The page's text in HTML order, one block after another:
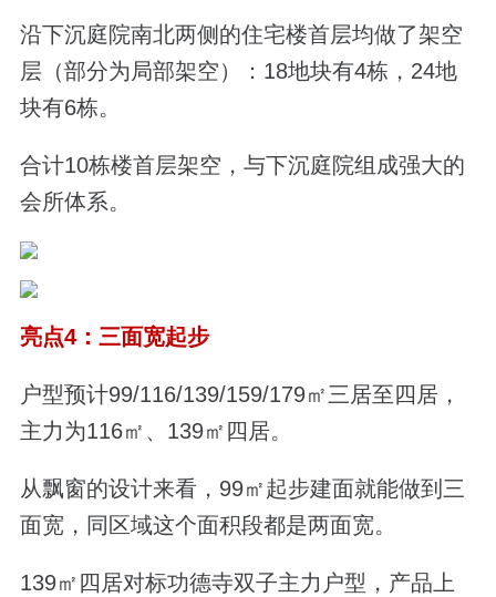
沿下沉庭院南北两侧的住宅楼首层均做了架空
层（部分为局部架空）：18地块有4栋，24地
块有6栋。
合计10栋楼首层架空，与下沉庭院组成强大的
会所体系。
亮点4：三面宽起步
户型预计99/116/139/159/179㎡三居至四居，
主力为116㎡、139㎡四居。
从飘窗的设计来看，99㎡起步建面就能做到三
面宽，同区域这个面积段都是两面宽。
139㎡四居对标功德寺双子主力户型，产品上